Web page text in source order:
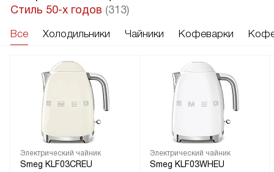
Стиль 50-х годов (313)
Все Холодильники Чайники Кофеварки
Электрический чайник
Smeg KLF03CREU
Электрический чайник
Smeg KLF03WHEU